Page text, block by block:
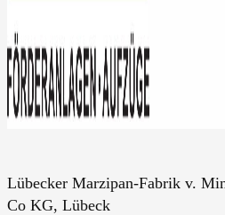
Lübecker Marzipan-Fabrik v.
Co KG, Lübeck